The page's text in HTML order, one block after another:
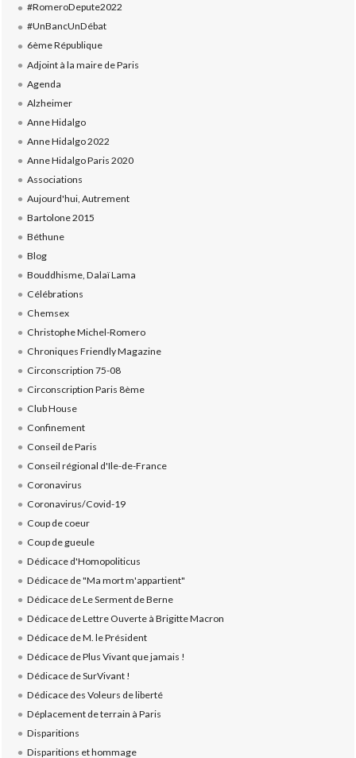
#RomeroDepute2022
#UnBancUnDébat
6ème République
Adjoint à la maire de Paris
Agenda
Alzheimer
Anne Hidalgo
Anne Hidalgo 2022
Anne Hidalgo Paris 2020
Associations
Aujourd'hui, Autrement
Bartolone 2015
Béthune
Blog
Bouddhisme, Dalaï Lama
Célébrations
Chemsex
Christophe Michel-Romero
Chroniques Friendly Magazine
Circonscription 75-08
Circonscription Paris 8ème
Club House
Confinement
Conseil de Paris
Conseil régional d'Ile-de-France
Coronavirus
Coronavirus/Covid-19
Coup de coeur
Coup de gueule
Dédicace d'Homopoliticus
Dédicace de "Ma mort m'appartient"
Dédicace de Le Serment de Berne
Dédicace de Lettre Ouverte à Brigitte Macron
Dédicace de M. le Président
Dédicace de Plus Vivant que jamais !
Dédicace de SurVivant !
Dédicace des Voleurs de liberté
Déplacement de terrain à Paris
Disparitions
Disparitions et hommage